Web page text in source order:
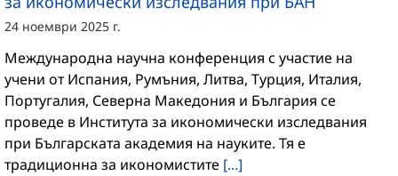
24 ноември 2025 г.
Международна научна конференция с участие на
учени от Испания, Румъния, Литва, Турция, Италия,
Португалия, Северна Македония и България се
проведе в Института за икономически изследвания
при Българската академия на науките. Тя е
традиционна за икономистите [...]